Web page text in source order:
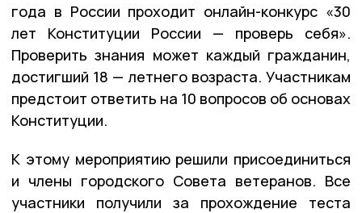
года в России проходит онлайн-конкурс «30
лет Конституции России — проверь себя».
Проверить знания может каждый гражданин,
достигший 18 — летнего возраста. Участникам
предстоит ответить на 10 вопросов об основах
Конституции.
К этому мероприятию решили присоединиться
и члены городского Совета ветеранов. Все
участники получили за прохождение теста